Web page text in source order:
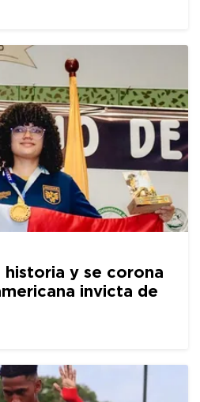
historia y se corona
invicta de